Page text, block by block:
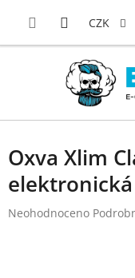
CZK
Oxva Xlim
Průměrné
Neohodnoceno